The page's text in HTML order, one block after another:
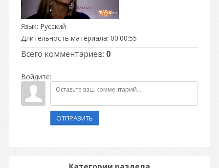
Язык: Русский
Длительность материала: 00:00:55
Всего комментариев: 0
Войдите:
ОТПРАВИТЬ